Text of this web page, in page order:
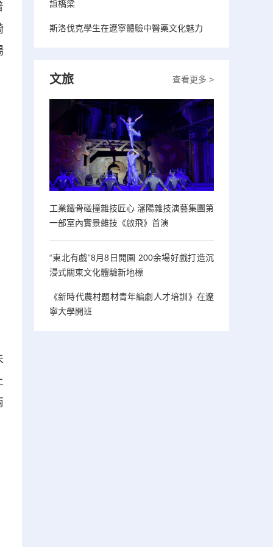
誼橋梁
斯洛伐克學生在遼寧體驗中醫藥文化魅力
查看更多 >
文旅
工業鐵骨碰撞雜技匠心 瀋陽雜技演藝集團第
一部室內實景雜技《啟飛》首演
“東北有戲”8月8日開園 200余場好戲打造沉
浸式關東文化體驗新地標
《新時代農村題材青年編劇人才培訓》在遼
寧大學開班